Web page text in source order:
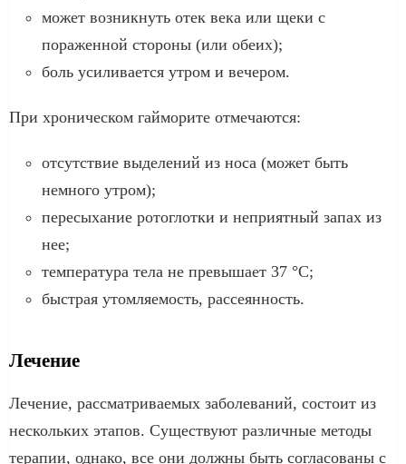
может возникнуть отек века или щеки с
пораженной стороны (или обеих);
боль усиливается утром и вечером.
При хроническом гайморите отмечаются:
отсутствие выделений из носа (может быть
немного утром);
пересыхание ротоглотки и неприятный запах из
нее;
температура тела не превышает 37 °С;
быстрая утомляемость, рассеянность.
Лечение
Лечение, рассматриваемых заболеваний, состоит из
нескольких этапов. Существуют различные методы
терапии, однако, все они должны быть согласованы с